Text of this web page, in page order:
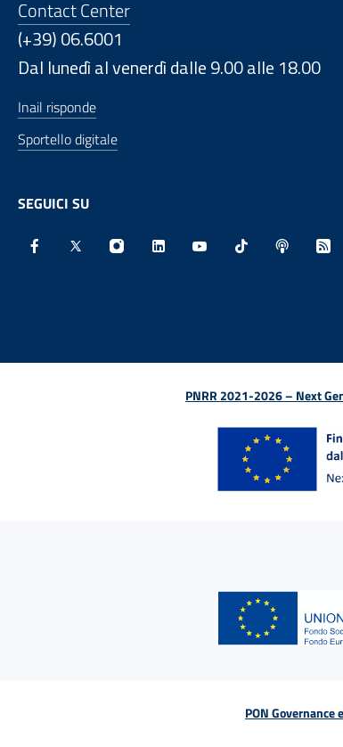
Contact Center
(+39) 06.6001
Dal lunedì al venerdì dalle 9.00 alle 18.00
Inail risponde
Sportello digitale
SEGUICI SU
PNRR 2021-2026 – Next
PON